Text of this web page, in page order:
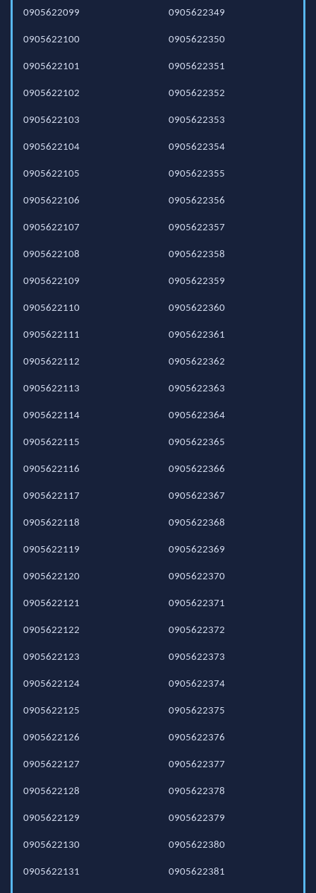
0905622099
0905622100
0905622101
0905622102
0905622103
0905622104
0905622105
0905622106
0905622107
0905622108
0905622109
0905622110
0905622111
0905622112
0905622113
0905622114
0905622115
0905622116
0905622117
0905622118
0905622119
0905622120
0905622121
0905622122
0905622123
0905622124
0905622125
0905622126
0905622127
0905622128
0905622129
0905622130
0905622131
0905622349
0905622350
0905622351
0905622352
0905622353
0905622354
0905622355
0905622356
0905622357
0905622358
0905622359
0905622360
0905622361
0905622362
0905622363
0905622364
0905622365
0905622366
0905622367
0905622368
0905622369
0905622370
0905622371
0905622372
0905622373
0905622374
0905622375
0905622376
0905622377
0905622378
0905622379
0905622380
0905622381